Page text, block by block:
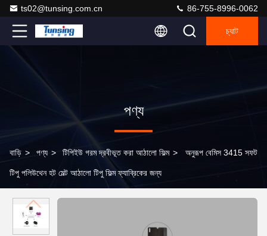
ts02@tunsing.com.cn 86-755-8996-0062
চ্যাট
পণ্য
বাড়ি > পণ্য > টিপিইউ গরম দ্রবীভূত করা আঠালো ফিল্ম > অনুরূপ বেমিস 3415 সফট
টিপু পলিউথেন হট মেল্ট আঠালো টিপু ফিল্ম ফ্যাব্রিকের জন্য